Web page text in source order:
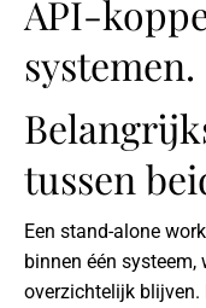
tussen
Een stand-alone
binnen één systeem,
overzichtelijk blijven.